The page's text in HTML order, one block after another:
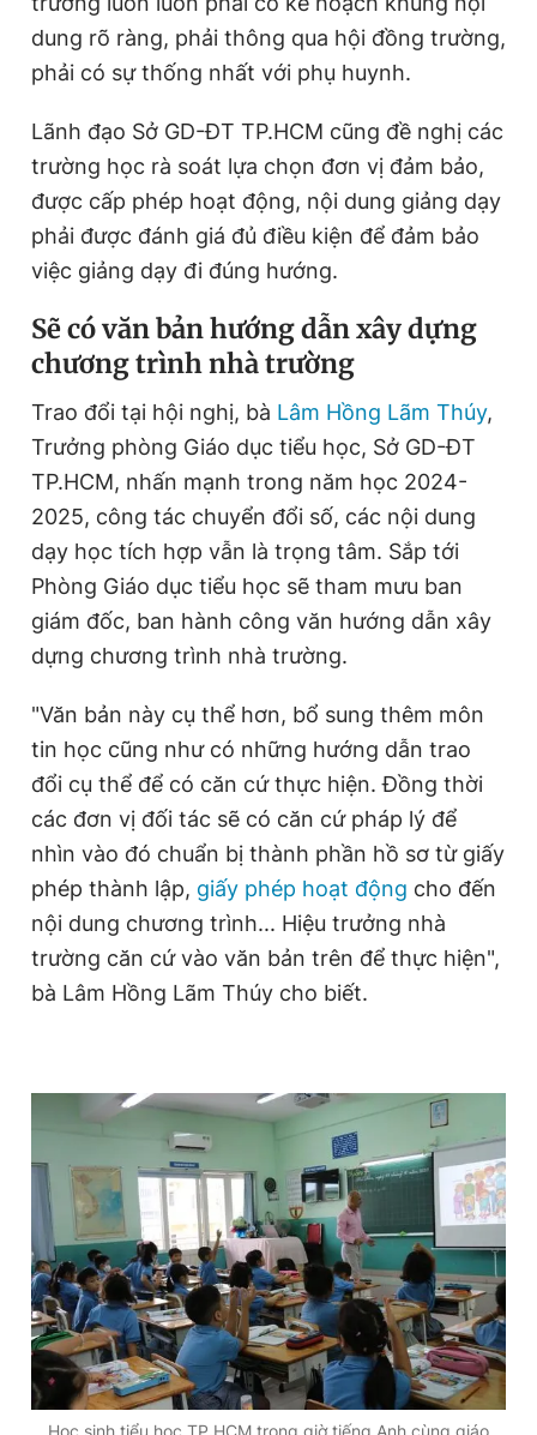
dung rõ ràng, phải thông qua hội đồng trường,
phải có sự thống nhất với phụ huynh.
Lãnh đạo Sở GD-ĐT TP.HCM cũng đề nghị các
trường học rà soát lựa chọn đơn vị đảm bảo,
được cấp phép hoạt động, nội dung giảng dạy
phải được đánh giá đủ điều kiện để đảm bảo
việc giảng dạy đi đúng hướng.
Sẽ có văn bản hướng dẫn xây dựng
chương trình nhà trường
Trao đổi tại hội nghị, bà Lâm Hồng Lãm Thúy,
Trưởng phòng Giáo dục tiểu học, Sở GD-ĐT
TP.HCM, nhấn mạnh trong năm học 2024-
2025, công tác chuyển đổi số, các nội dung
dạy học tích hợp vẫn là trọng tâm. Sắp tới
Phòng Giáo dục tiểu học sẽ tham mưu ban
giám đốc, ban hành công văn hướng dẫn xây
dựng chương trình nhà trường.
"Văn bản này cụ thể hơn, bổ sung thêm môn
tin học cũng như có những hướng dẫn trao
đổi cụ thể để có căn cứ thực hiện. Đồng thời
các đơn vị đối tác sẽ có căn cứ pháp lý để
nhìn vào đó chuẩn bị thành phần hồ sơ từ giấy
phép thành lập, giấy phép hoạt động cho đến
nội dung chương trình... Hiệu trưởng nhà
trường căn cứ vào văn bản trên để thực hiện",
bà Lâm Hồng Lãm Thúy cho biết.
Học sinh tiểu học TP.HCM trong giờ tiếng Anh cùng giáo